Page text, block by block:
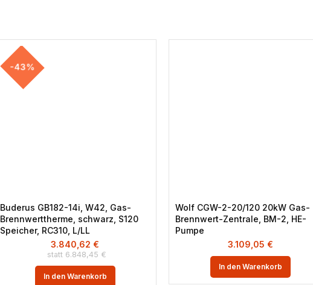
-43%
Buderus GB182-14i, W42, Gas-
Brennwerttherme, schwarz, S120
Speicher, RC310, L/LL
6.848,45 €
3.840,62 €
In den Warenkorb
Wolf CGW-2-20/120 20kW Gas-
Brennwert-Zentrale, BM-2, HE-
Pumpe
3.109,05 €
In den Warenkorb